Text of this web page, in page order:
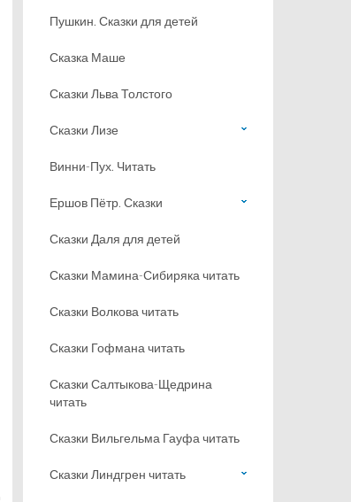
Пушкин. Сказки для детей
Сказка Маше
Сказки Льва Толстого
Сказки Лизе
Винни-Пух. Читать
Ершов Пётр. Сказки
Сказки Даля для детей
Сказки Мамина-Сибиряка читать
Сказки Волкова читать
Сказки Гофмана читать
Сказки Салтыкова-Щедрина
читать
Сказки Вильгельма Гауфа читать
Сказки Линдгрен читать